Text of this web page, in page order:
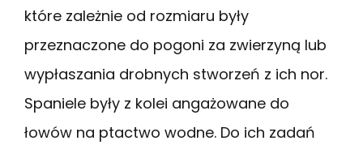
które zależnie od rozmiaru były
przeznaczone do pogoni za zwierzyną lub
wypłaszania drobnych stworzeń z ich nor.
Spaniele były z kolei angażowane do
łowów na ptactwo wodne. Do ich zadań